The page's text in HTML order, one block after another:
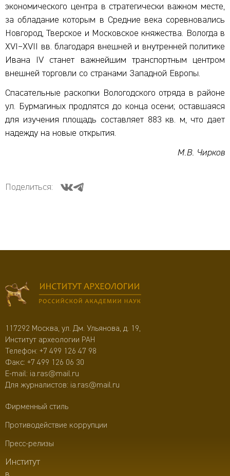
экономического центра в стратегически важном месте,
за обладание которым в Средние века соревновались
Новгород, Тверское и Московское княжества. Вологда в
XVI–XVII вв. благодаря внешней и внутренней политике
Ивана IV станет важнейшим транспортным центром
внешней торговли со странами Западной Европы.
Спасательные раскопки Вологодского отряда в районе
ул. Бурмагиных продлятся до конца осени; оставшаяся
для изучения площадь составляет 883 кв. м, что дает
надежду на новые открытия.
М.В. Чирков
Поделиться:
117292 Москва, ул. Дм. Ульянова, д. 19,
Институт археологии РАН
Телефон: +7 499 126 47 98
Факс: +7 499 126 06 30
E-mail: ia.ras@mail.ru
Для журналистов: ia.ras@mail.ru
Фирменный стиль
Противодействие коррупции
Пресс-релизы
Институт